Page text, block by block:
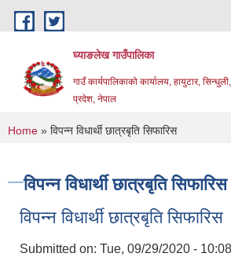
Skip to main content
घ्याङलेख गाउँपालिका
गाउँ कार्यपालिकाको कार्यालय, हायुटार,
प्रदेश, नेपाल
You are here
Home » विपन्न विधार्थी छात्रबृति सिफारिस
विपन्न विधार्थी छात्रबृति सिफारिस
विपन्न विधार्थी छात्रबृति सिफारिस
Submitted on: Tue, 09/29/2020 - 10:08